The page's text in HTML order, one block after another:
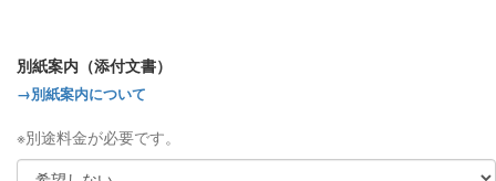
別紙案内（添付文書）
→別紙案内について
※別途料金が必要です。